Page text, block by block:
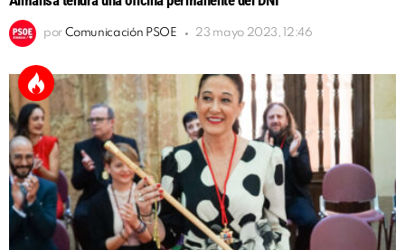
por Comunicación PSOE 23 mayo 2023, 12:46